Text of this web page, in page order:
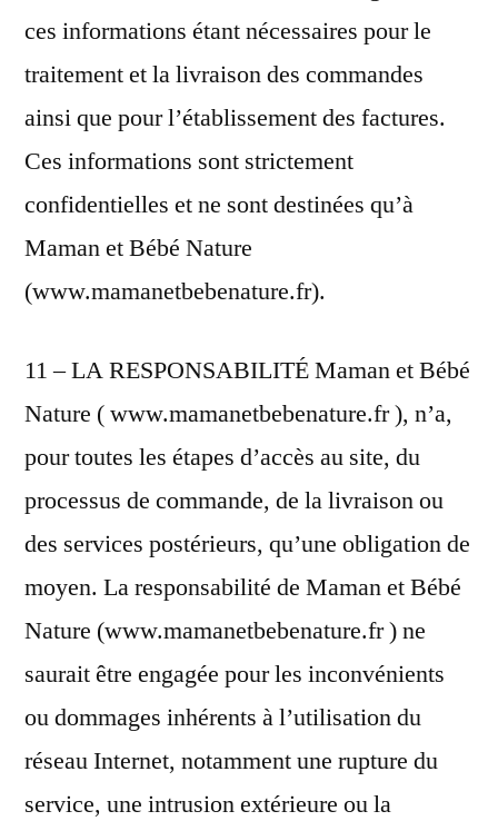
ces informations étant nécessaires pour le
traitement et la livraison des commandes
ainsi que pour l’établissement des factures.
Ces informations sont strictement
confidentielles et ne sont destinées qu’à
Maman et Bébé Nature
(www.mamanetbebenature.fr).
11 – LA RESPONSABILITÉ Maman et Bébé
Nature ( www.mamanetbebenature.fr ), n’a,
pour toutes les étapes d’accès au site, du
processus de commande, de la livraison ou
des services postérieurs, qu’une obligation de
moyen. La responsabilité de Maman et Bébé
Nature (www.mamanetbebenature.fr ) ne
saurait être engagée pour les inconvénients
ou dommages inhérents à l’utilisation du
réseau Internet, notamment une rupture du
service, une intrusion extérieure ou la